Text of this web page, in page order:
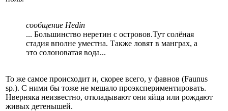
сообщение Hedin
... Большинство неретин с островов.Тут солёная
стадия вполне уместна. Также ловят в манграх, а
это солоноватая вода...
То же самое происходит и, скорее всего, у фавнов (Faunus
sp.). С ними бы тоже не мешало проэкспериментировать.
Нверняка неизвестно, откладывают они яйца или рождают
живых детенышей.